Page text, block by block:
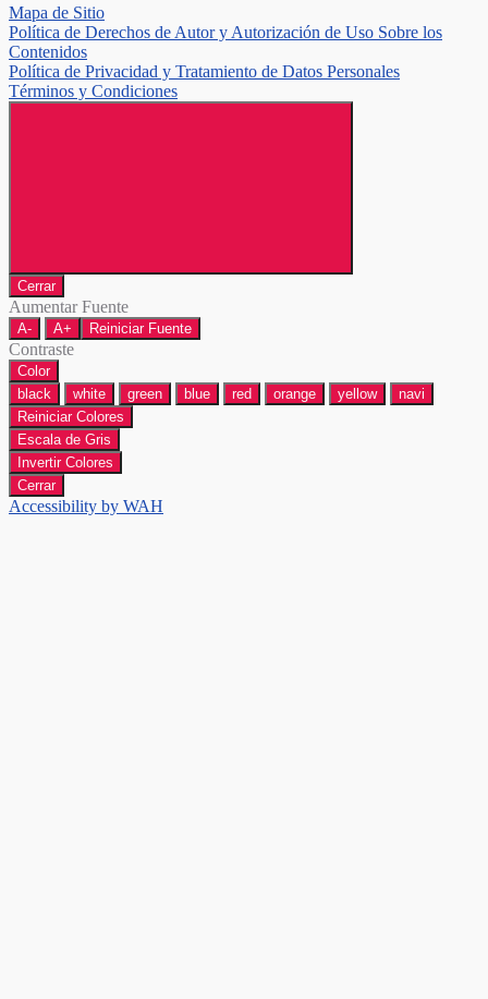
Mapa de Sitio
Política de Derechos de Autor y Autorización de Uso Sobre los
Contenidos
Política de Privacidad y Tratamiento de Datos Personales
Términos y Condiciones
Cerrar
Aumentar Fuente
A- A+ Reiniciar Fuente
Contraste
Color
black
white green blue red orange yellow
navi
Reiniciar Colores
Escala de Gris
Invertir Colores
Cerrar
Accessibility by WAH